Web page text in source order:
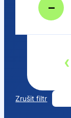
–
‹
Zrušit filtr